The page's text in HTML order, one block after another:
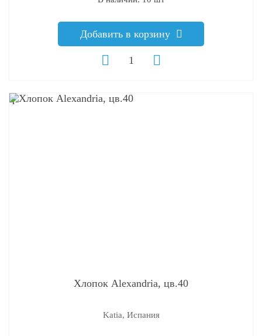
Добавить в корзину
q
Хлопок Alexandria, цв.40
Katia, Испания